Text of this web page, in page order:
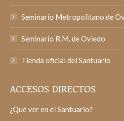
Seminario Metropolitano de
Seminario R.M. de Oviedo
Tienda oficial del Santuario
ACCESOS DIRECTOS
¿Qué ver en el Santuario?